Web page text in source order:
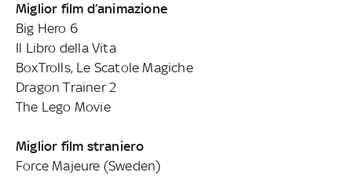
Miglior film d’animazione
Big Hero 6
Il Libro della Vita
BoxTrolls, Le Scatole Magiche
Dragon Trainer 2
The Lego Movie
Miglior film straniero
Force Majeure (Sweden)